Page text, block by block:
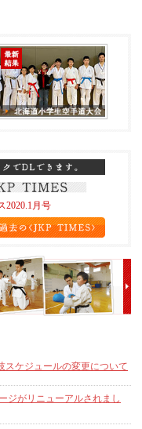
2020.1月号
スケジュールの変更について
ジがリニューアルされまし